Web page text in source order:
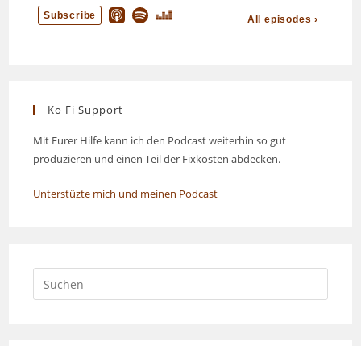
Ko Fi Support
Mit Eurer Hilfe kann ich den Podcast weiterhin so gut
produzieren und einen Teil der Fixkosten abdecken.
Unterstüzte mich und meinen Podcast